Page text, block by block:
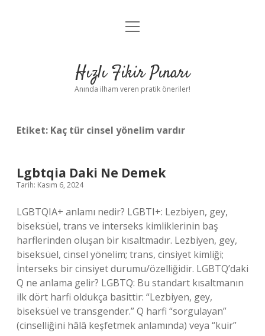
Anasayfa
Yasal Uyarı
menüyü
Hızlı Fikir Pınarı
Anında ilham veren pratik öneriler!
Etiket: Kaç tür cinsel yönelim vardır
Lgbtqia Daki Ne Demek
Tarih: Kasım 6, 2024
LGBTQIA+ anlamı nedir? LGBTI+: Lezbiyen, gey,
biseksüel, trans ve interseks kimliklerinin baş
harflerinden oluşan bir kısaltmadır. Lezbiyen, gey,
biseksüel, cinsel yönelim; trans, cinsiyet kimliği;
İnterseks bir cinsiyet durumu/özelliğidir. LGBTQ’daki
Q ne anlama gelir? LGBTQ: Bu standart kısaltmanın
ilk dört harfi oldukça basittir: “Lezbiyen, gey,
biseksüel ve transgender.” Q harfi “sorgulayan”
(cinselliğini hâlâ keşfetmek anlamında) veya “kuir”